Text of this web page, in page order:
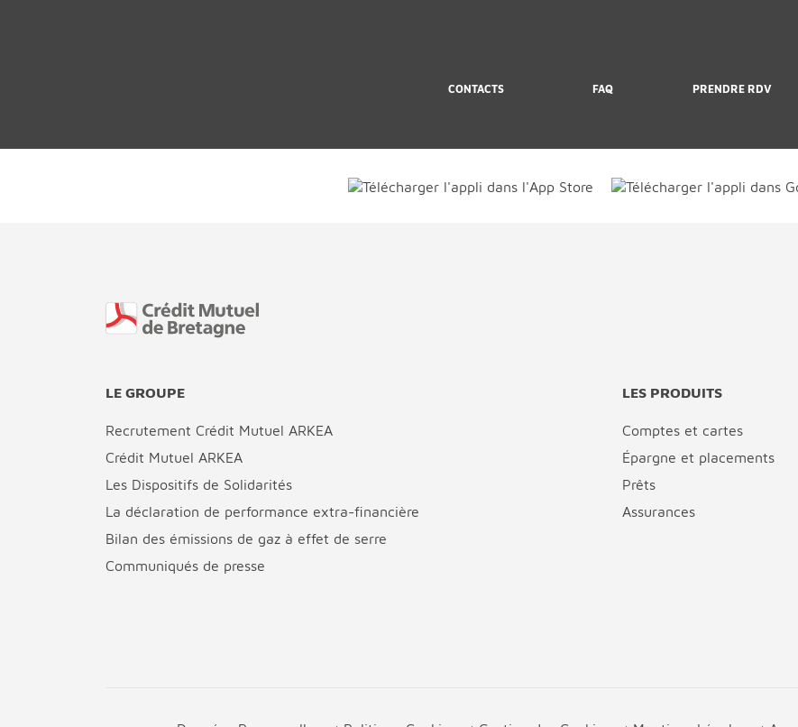
CONTACTS FAQ PRENDRE RDV
LE GROUPE
Recrutement Crédit Mutuel ARKEA
Crédit Mutuel ARKEA
Les Dispositifs de Solidarités
La déclaration de performance extra-financière
Bilan des émissions de gaz à effet de serre
Communiqués de presse
LES PRODUITS
Comptes et cartes
Épargne et placements
Prêts
Assurances
Fin de page